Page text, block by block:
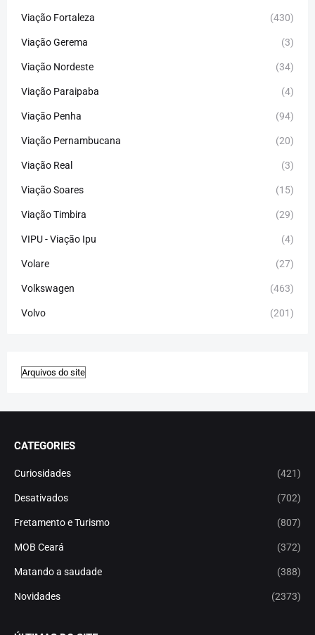
Viação Fortaleza (430)
Viação Gerema (3)
Viação Nordeste (34)
Viação Paraipaba (4)
Viação Penha (94)
Viação Pernambucana (20)
Viação Real (3)
Viação Soares (15)
Viação Timbira (29)
VIPU - Viação Ipu (4)
Volare (27)
Volkswagen (463)
Volvo (201)
CATEGORIES
Curiosidades (421)
Desativados (702)
Fretamento e Turismo (807)
MOB Ceará (372)
Matando a saudade (388)
Novidades (2373)